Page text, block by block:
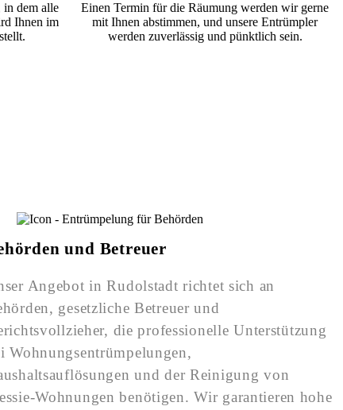
in dem alle
Ihnen im
Einen Termin für die Räumung werden wir gerne
mit Ihnen abstimmen, und unsere Entrümpler
werden zuverlässig und pünktlich sein.
und Betreuer
Angebot in Rudolstadt richtet sich an
gesetzliche Betreuer und
die professionelle Unterstützung
Wohnungsentrümpelungen,
und der Reinigung von
Wohnungen benötigen. Wir garantieren hohe